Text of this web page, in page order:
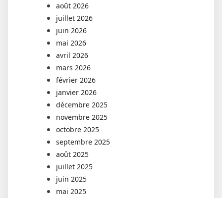
août 2026
juillet 2026
juin 2026
mai 2026
avril 2026
mars 2026
février 2026
janvier 2026
décembre 2025
novembre 2025
octobre 2025
septembre 2025
août 2025
juillet 2025
juin 2025
mai 2025